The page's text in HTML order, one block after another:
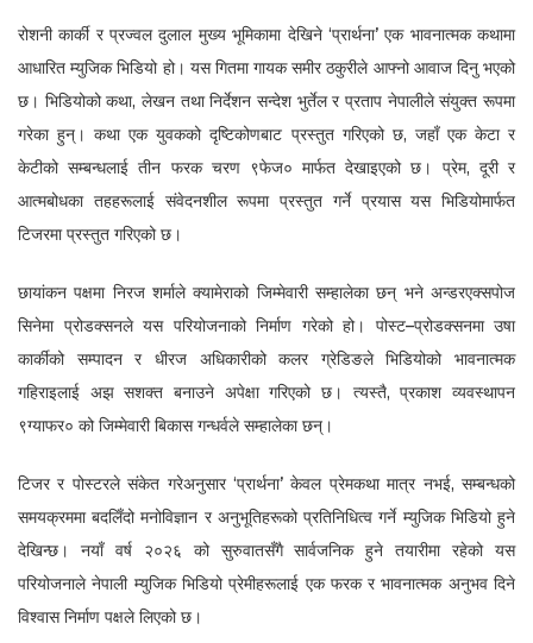
रोशनी कार्की र प्रज्वल दुलाल मुख्य भूमिकामा देखिने ‘प्रार्थना’ एक भावनात्मक कथामा
आधारित म्युजिक भिडियो हो। यस गितमा गायक समीर ठकुरीले आफ्नो आवाज दिनु भएको
छ। भिडियोको कथा, लेखन तथा निर्देशन सन्देश भुर्तेल र प्रताप नेपालीले संयुक्त रूपमा
गरेका हुन्। कथा एक युवकको दृष्टिकोणबाट प्रस्तुत गरिएको छ, जहाँ एक केटा र
केटीको सम्बन्धलाई तीन फरक चरण ९फेज० मार्फत देखाइएको छ। प्रेम, दूरी र
आत्मबोधका तहहरूलाई संवेदनशील रूपमा प्रस्तुत गर्ने प्रयास यस भिडियोमार्फत
टिजरमा प्रस्तुत गरिएको छ।
छायांकन पक्षमा निरज शर्माले क्यामेराको जिम्मेवारी सम्हालेका छन् भने अन्डरएक्सपोज
सिनेमा प्रोडक्सनले यस परियोजनाको निर्माण गरेको हो। पोस्ट–प्रोडक्सनमा उषा
कार्कीको सम्पादन र धीरज अधिकारीको कलर ग्रेडिङले भिडियोको भावनात्मक
गहिराइलाई अझ सशक्त बनाउने अपेक्षा गरिएको छ। त्यस्तै, प्रकाश व्यवस्थापन
९ग्याफर० को जिम्मेवारी बिकास गन्धर्वले सम्हालेका छन्।
टिजर र पोस्टरले संकेत गरेअनुसार ‘प्रार्थना’ केवल प्रेमकथा मात्र नभई, सम्बन्धको
समयक्रममा बदलिँदो मनोविज्ञान र अनुभूतिहरूको प्रतिनिधित्व गर्ने म्युजिक भिडियो हुने
देखिन्छ। नयाँ वर्ष २०२६ को सुरुवातसँगै सार्वजनिक हुने तयारीमा रहेको यस
परियोजनाले नेपाली म्युजिक भिडियो प्रेमीहरूलाई एक फरक र भावनात्मक अनुभव दिने
विश्वास निर्माण पक्षले लिएको छ।